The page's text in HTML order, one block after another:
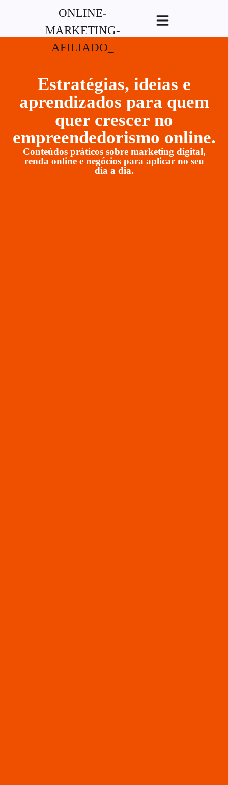
G-XVBZZCFH00pub-
5970489886047746AW-17954400846.
Estratégias, ideias e
aprendizados para quem
quer crescer no
empreendedorismo online.
Conteúdos práticos sobre marketing digital,
renda online e negócios para aplicar no seu
dia a dia.